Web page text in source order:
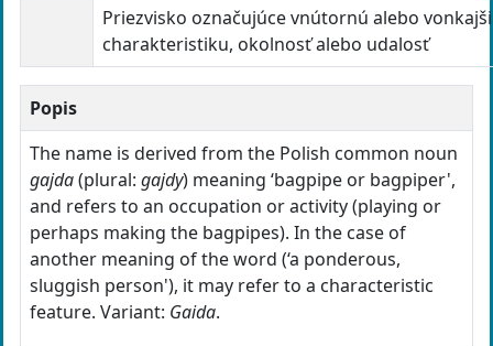
Priezvisko označujúce vnútornú alebo
charakteristiku, okolnosť alebo udalosť
Popis
The name is derived from the Polish common noun
gajda(plural: gajdy) meaning ‘bagpipe or bagpiper',
and refers to an occupation or activity (playing or
perhaps making the bagpipes). In the case of
another meaning of the word (‘a ponderous,
sluggish person'), it may refer to a characteristic
feature. Variant: Gaida.